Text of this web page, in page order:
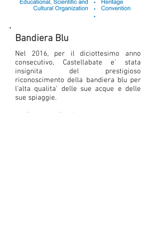
Bandiera Blu
Nel 2016, per il diciottesimo anno
consecutivo, Castellabate e' stata
insignita del prestigioso
riconoscimento della bandiera blu per
l'alta qualita' delle sue acque e delle
sue spiaggie.
La Bandiera Blu è un riconoscimento